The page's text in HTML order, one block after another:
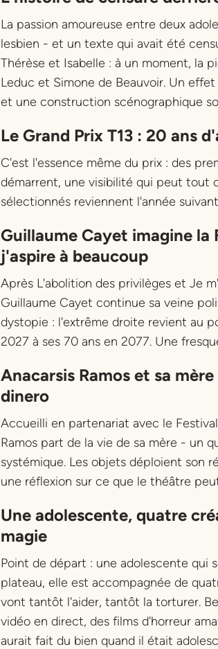
La passion amoureuse entre deux
lesbien - et un texte qui avait été
Thérèse et Isabelle : à un moment, la
Leduc et Simone de Beauvoir. Un
et une construction scénographique
Le Grand Prix T13 : 20 ans
C'est l'essence même du prix : des
démarrent, une visibilité qui peut tout
sélectionnés reviennent l'année
Guillaume Cayet imagine la
j'aspire à beaucoup
Après L'abolition des privilèges et Je
Guillaume Cayet continue sa veine
dystopie : l'extrême droite revient au
2027 à ses 70 ans en 2077. Une
Anacarsis Ramos et sa
dinero
Accueilli en partenariat avec le
Ramos part de la vie de sa mère - un
systémique. Les objets déploient son
une réflexion sur ce que le théâtre
Une adolescente, quatre
magie
Point de départ : une adolescente qui
plateau, elle est accompagnée de
vont tantôt l'aider, tantôt la torturer.
vidéo en direct, des films d'horreur
aurait fait du bien quand il était